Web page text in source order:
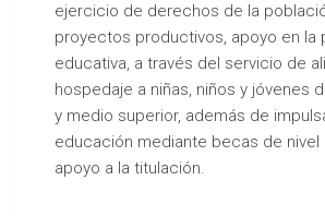
ejercicio de derechos de la
proyectos productivos, apoyo en la
educativa, a través del servicio de
hospedaje a niñas, niños y jóvenes
y medio superior, además de
educación mediante becas de nivel
apoyo a la titulación.